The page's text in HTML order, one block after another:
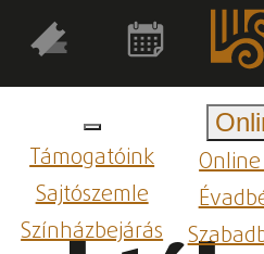
Támogatóink
Sajtószemle
Színházbejárás